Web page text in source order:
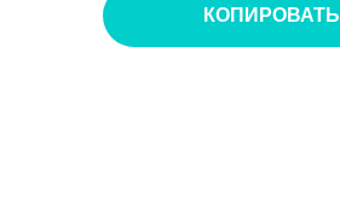
КОПИРОВАТЬ